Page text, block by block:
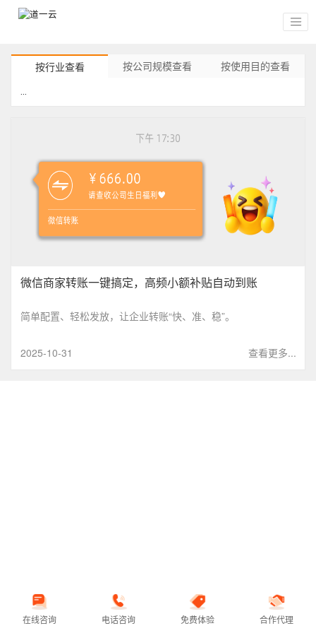
按行业查看 按公司规模查看 按使用目的查看
微信商家转账一键搞定，高频小额补贴自动到账
简单配置、轻松发放，让企业转账“快、准、稳”。
查看更多...
2025-10-31
在线咨询 电话咨询 免费体验 合作代理